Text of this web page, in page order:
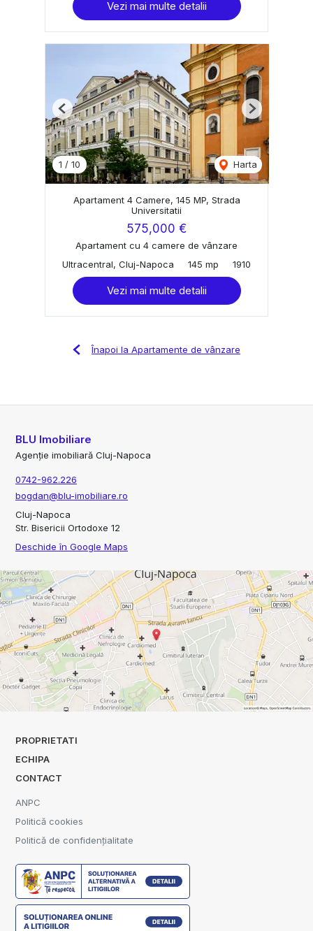
Vezi mai multe detalii
1 / 10 Harta
Previous Next
Apartament 4 Camere, 145 MP, Strada
Universitatii
575,000 €
Apartament cu 4 camere de vânzare
Ultracentral, Cluj-Napoca
145 mp 1910
Vezi mai multe detalii
Înapoi la Apartamente de vânzare
BLU Imobiliare
Agenție imobiliară Cluj-Napoca
0742-962.226
bogdan@blu-imobiliare.ro
Cluj-Napoca
Str. Bisericii Ortodoxe 12
Deschide în Google Maps
PROPRIETATI
ECHIPA
CONTACT
ANPC
Politică cookies
Politică de confidențialitate